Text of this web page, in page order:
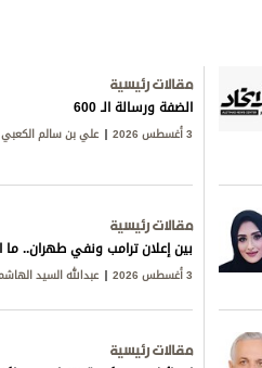
مقالات رئيسية
الضفة ورسالة الـ 600
3 أغسطس 2026 علي بن سالم الكعبي
مقالات رئيسية
بين إعلان ترامب ونفي طهران.. ما
3 أغسطس 2026 عبدالله السيد
مقالات رئيسية